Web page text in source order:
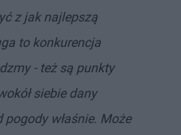
z jak najlepszą
to konkurencja
- też są punkty
siebie dany
właśnie. Może